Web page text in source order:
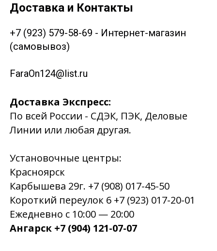
Доставка и Контакты
+7 (923) 579-58-69 - Интернет-магазин
(самовывоз)
FaraOn124@list.ru
Доставка Экспресс:
По всей России - СДЭК, ПЭК, Деловые
Линии или любая другая.
Установочные центры:
Красноярск
Карбышева 29г. +7 (908) 017-45-50
Короткий переулок 6 +7 (923) 017-20-01
Ежедневно с 10:00 — 20:00
Ангарск +7 (904) 121-07-07